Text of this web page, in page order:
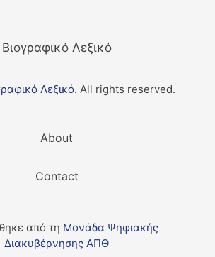
Βιογραφικό Λεξικό
Λεξικό. All rights reserved.
About
Contact
από τη Μονάδα Ψηφιακής
Διακυβέρνησης ΑΠΘ